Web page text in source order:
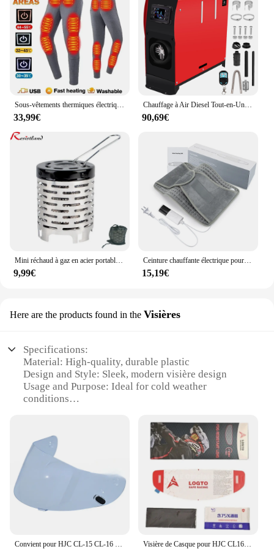
33,99€
Chauffage à Air Diesel Tout-en-Un de 5000W, 12V/24V, avec Joli LCD Amélioré, Chauffage Rapide pour Garage, Montres
90,69€
Mini réchaud à gaz en acier portable résistant à l'usure, équipement de couverture chauffante pour camping en plein air
9,99€
Ceinture chauffante électrique pour la taille, coussin thermique chaud, contrôle de la température à la maison et au bureau, chauffe-dos pour les mains
15,19€
Here are the products found in the Visières
Specifications:
Material: High-quality, durable plastic
Design and Style: Sleek, modern visière design
Usage and Purpose: Ideal for cold weather
conditions
provides warmth and comfort
Shape or Size: Ergonomically designed to fit a
variety of head sizes
Applicable People: Suitable for both men and
|Wholesale|Vendors|
Embrace the cold with the heated hamlet Visières, aVisière de Casque pour HJC CL16 CL17 CLST CLSP CSR1 CSInter CS15 TR1 FG15 HS11 FS15, Puzzles de Protection ShiPublishUV, Accessoires